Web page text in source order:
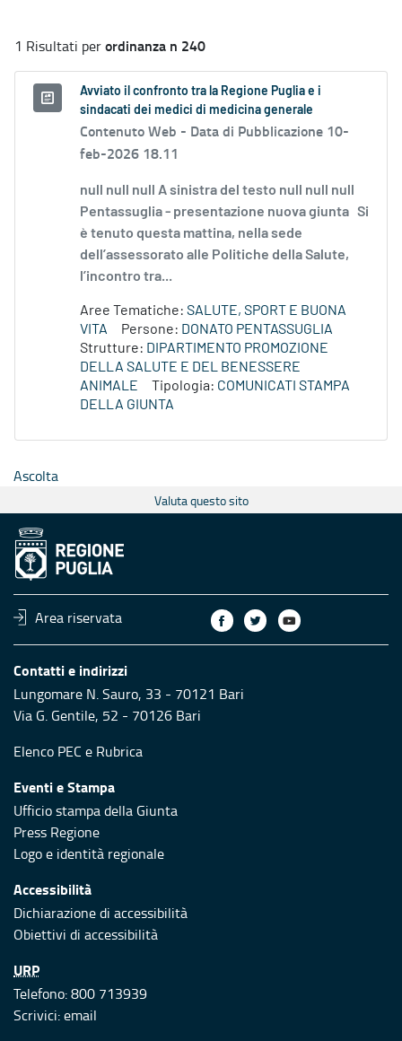
1 Risultati perordinanza n 240
Avviato il confronto tra la Regione Puglia e i
sindacati dei medici di medicina generale
Contenuto Web - Data di Pubblicazione 10-
feb-2026 18.11
null null null A sinistra del testo null null null
Pentassuglia - presentazione nuova giunta Si
è tenuto questa mattina, nella sede
dell’assessorato alle Politiche della Salute,
l’incontro tra...
Aree Tematiche: SALUTE, SPORT E BUONA
VITA
Persone: DONATO PENTASSUGLIA
Strutture: DIPARTIMENTO PROMOZIONE
DELLA SALUTE E DEL BENESSERE
ANIMALE
Tipologia: COMUNICATI STAMPA
DELLA GIUNTA
Ascolta
Valuta questo sito
Area riservata
Contatti e indirizzi
Lungomare N. Sauro, 33 - 70121 Bari
Via G. Gentile, 52 - 70126 Bari
Elenco PEC e Rubrica
Eventi e Stampa
Ufficio stampa della Giunta
Press Regione
Logo e identità regionale
Accessibilità
Dichiarazione di accessibilità
Obiettivi di accessibilità
URP
Telefono: 800 713939
Scrivici:email